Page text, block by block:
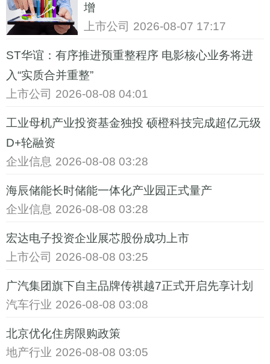
增
上市公司 2026-08-07 17:17
ST华谊：有序推进预重整程序 电影核心业务将进
入“实质合并重整”
上市公司 2026-08-08 04:01
工业母机产业投资基金独投 硕橙科技完成超亿元级
D+轮融资
企业信息 2026-08-08 03:28
海辰储能长时储能一体化产业园正式量产
企业信息 2026-08-08 03:28
宏达电子投资企业展芯股份成功上市
上市公司 2026-08-08 03:25
广汽集团旗下自主品牌传祺越7正式开启先享计划
汽车行业 2026-08-08 03:08
北京优化住房限购政策
地产行业 2026-08-08 03:05